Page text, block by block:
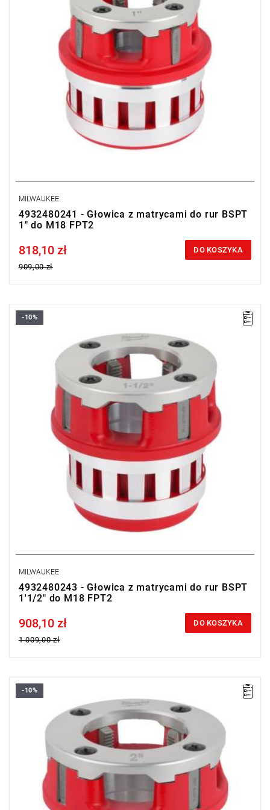
MILWAUKEE
4932480241 - Głowica z matrycami do rur BSPT
1" do M18 FPT2
Price tax included
818,10 zł
909,00 zł
DO KOSZYKA
Głowice tnące do gwintownicy są bardzo wytrzymałe, dzięki
czemu zapewniają niezawodną pracę nawet w ciężkich
-10%
MILWAUKEE
4932480243 - Głowica z matrycami do rur BSPT
1'1/2" do M18 FPT2
Price tax included
908,10 zł
1 009,00 zł
DO KOSZYKA
Głowice tnące do gwintownicy są bardzo wytrzymałe, dzięki
czemu zapewniają niezawodną pracę nawet w ciężkich
warunkach.
-10%